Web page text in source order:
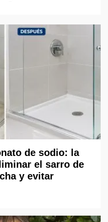
de sodio: la
el sarro de
y evitar